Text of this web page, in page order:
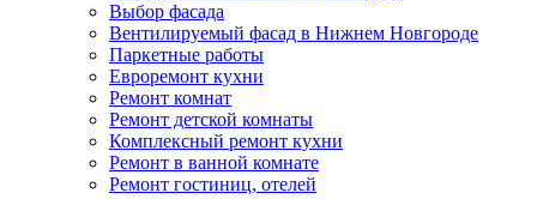
Выбор фасада
Вентилируемый фасад в Нижнем Новгороде
Паркетные работы
Евроремонт кухни
Ремонт комнат
Ремонт детской комнаты
Комплексный ремонт кухни
Ремонт в ванной комнате
Ремонт гостиниц, отелей